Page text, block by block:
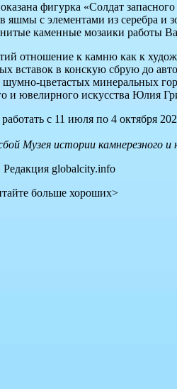
фигурка «Солдат
яшмы с элементами из серебра
каменные мозаики работы
отношение к камню как к
вставок в конскую сбрую до
шумно-цветастых минеральных
и ювелирного искусства Юлия
с 11 июля по 4 октября
Музея истории камнерезного и
Редакция globalcity.info
больше хороших>